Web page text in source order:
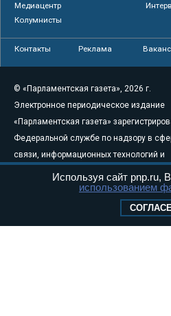
Медиацентр
Колумнисты
Контакты Реклама
© «Парламентская газета», 2026 г.
Электронное периодическое издание
«Парламентская газета»
Федеральной службе по надзору в
связи, информационных технологий и
массовых коммуникаций
августа 2011 года. 18+
Свидетельство о регистрации Эл №
Используя сайт pnp.ru,
использованием